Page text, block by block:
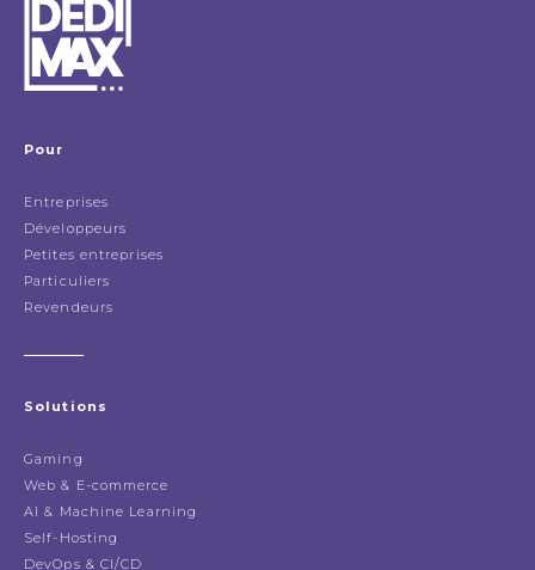
Pour
Entreprises
Développeurs
Petites entreprises
Particuliers
Revendeurs
Solutions
Gaming
Web & E-commerce
AI & Machine Learning
Self-Hosting
DevOps & CI/CD